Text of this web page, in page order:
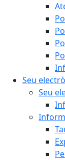
Seu
Seu